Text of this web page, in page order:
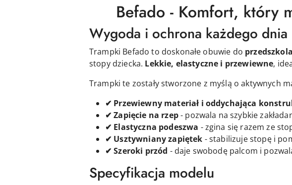
Befado - Komfort, który
Wygoda i ochrona każdego dnia
Trampki Befado to doskonałe obuwie do
stopy dziecka. Lekkie, elastyczne i przewiewne,
Trampki te zostały stworzone z myślą o aktywnych
✔ Przewiewny materiał i oddychająca
✔ Zapięcie na rzep- pozwala na szybkie
✔ Elastyczna podeszwa - zgina się razem ze
✔ Usztywniany zapiętek - stabilizuje stopę i
✔ Szeroki przód - daje swobodę palcom i
Specyfikacja modelu